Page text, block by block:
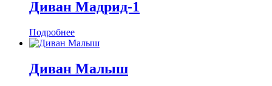
Диван Мадрид-1
Подробнее
Диван Малыш